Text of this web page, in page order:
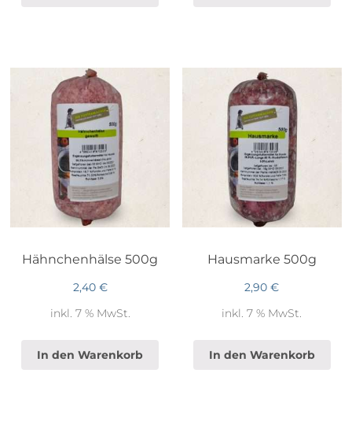
Hähnchenhälse 500g
2,40 €
inkl. 7 % MwSt.
In den Warenkorb
Hausmarke 500g
2,90€
inkl. 7 % MwSt.
In den Warenkorb